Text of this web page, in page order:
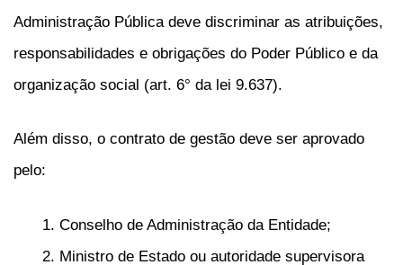
Administração Pública deve discriminar as atribuições,
responsabilidades e obrigações do Poder Público e da
organização social (art. 6° da lei 9.637).
Além disso, o contrato de gestão deve ser aprovado
pelo:
Conselho de Administração da Entidade;
Ministro de Estado ou autoridade supervisora